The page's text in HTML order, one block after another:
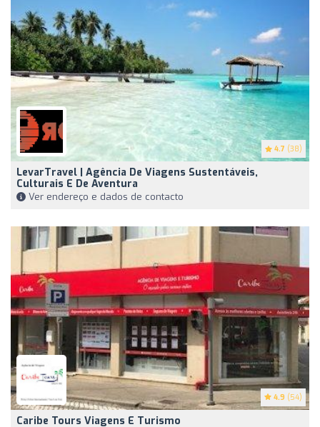
4.7 (38)
LevarTravel | Agência De Viagens Sustentáveis,
Culturais E De Aventura
Ver endereço e dados de contacto
4.9 (54)
Caribe Tours Viagens E Turismo